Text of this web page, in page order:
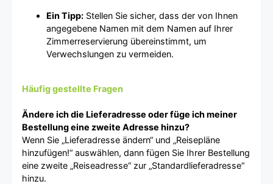
Ein Tipp: Stellen Sie sicher, dass der von Ihnen
angegebene Namen mit dem Namen auf Ihrer
Zimmerreservierung übereinstimmt, um
Verwechslungen zu vermeiden.
Häufig gestellte Fragen
Ändere ich die Lieferadresse oder füge ich meiner
Bestellung eine zweite Adresse hinzu?
Wenn Sie „Lieferadresse ändern“ und „Reisepläne
hinzufügen!“ auswählen, dann fügen Sie Ihrer Bestellung
eine zweite „Reiseadresse“ zur „Standardlieferadresse“
hinzu.